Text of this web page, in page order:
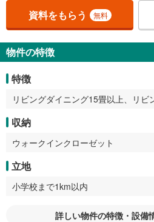
資料をもらう 無料
物件の特徴
特徴
リビングダイニング15畳以上、リビ
収納
ウォークインクローゼット
立地
小学校まで1km以内
詳しい物件の特徴・設備